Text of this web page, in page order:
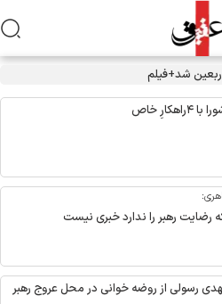
شد+فیلم
خاص
رهبر را ندارد خبری نیست
رسولی از روضه خوانی در محل عروج رهبر